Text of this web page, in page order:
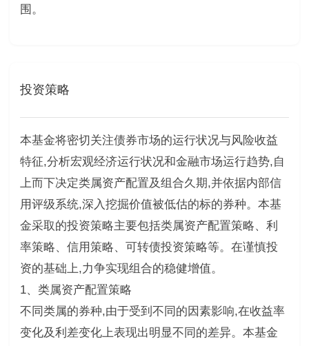
围。
投资策略
本基金将密切关注债券市场的运行状况与风险收益
特征,分析宏观经济运行状况和金融市场运行趋势,自
上而下决定类属资产配置及组合久期,并依据内部信
用评级系统,深入挖掘价值被低估的标的券种。本基
金采取的投资策略主要包括类属资产配置策略、利
率策略、信用策略、可转债投资策略等。在谨慎投
资的基础上,力争实现组合的稳健增值。
1、类属资产配置策略
不同类属的券种,由于受到不同的因素影响,在收益率
变化及利差变化上表现出明显不同的差异。本基金